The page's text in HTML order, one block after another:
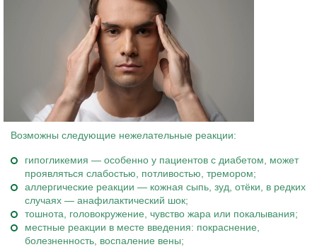
Возможны следующие нежелательные реакции:
гипогликемия — особенно у пациентов с диабетом, может
проявляться слабостью, потливостью, тремором;
аллергические реакции — кожная сыпь, зуд, отёки, в редких
случаях — анафилактический шок;
тошнота, головокружение, чувство жара или покалывания;
местные реакции в месте введения: покраснение,
болезненность, воспаление вены;